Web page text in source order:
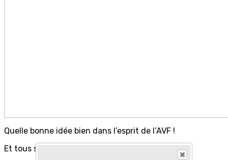
Quelle bonne idée bien dans l’esprit de l’AVF !
Et tous souhaitent continuer en septembre.